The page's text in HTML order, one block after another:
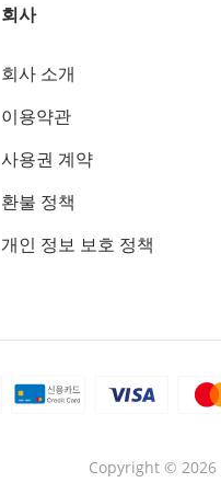
회사
회사 소개
이용약관
사용권 계약
환불 정책
개인 정보 보호 정책
Copyright © 2026